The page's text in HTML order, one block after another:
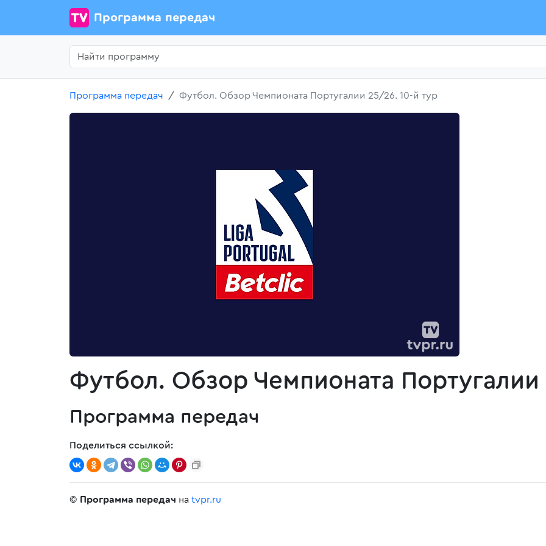
Программа передач
Программа передач Футбол. Обзор Чемпионата Португалии 25/26. 10-й тур
Футбол. Обзор Чемпионата Португалии
Программа передач
Поделиться ссылкой:
© Программа передач на tvpr.ru